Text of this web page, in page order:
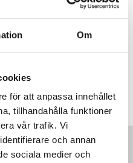
Om
för att anpassa innehållet
tillhandahålla funktioner
vår trafik. Vi
och annan
sociala medier och